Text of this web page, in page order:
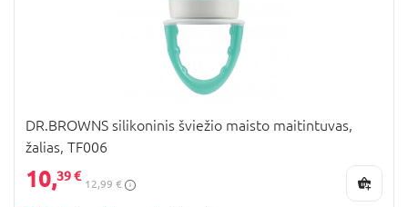
DR.BROWNS silikoninis šviežio maisto maitintuvas,
žalias, TF006
10,39 €
12,99 €